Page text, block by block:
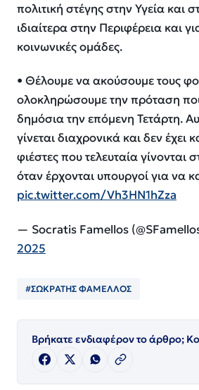
πολιτική στέγης στην Υγεία και
ιδιαίτερα στην Περιφέρεια και
κοινωνικές ομάδες.
•⁠ ⁠Θέλουμε να ακούσουμε τους
ολοκληρώσουμε την πρόταση
δημόσια την επόμενη Τετάρτη.
γίνεται διαχρονικά και δεν έχει
φιέστες που τελευταία γίνονται
όταν έρχονται υπουργοί για να
pic.twitter.com/Vh3HN1hZza
— Socratis Famellos
2025
#ΣΩΚΡΑΤΗΣ ΦΑΜΕΛΛΟΣ
Βρήκατε ενδιαφέρον το άρθρο;